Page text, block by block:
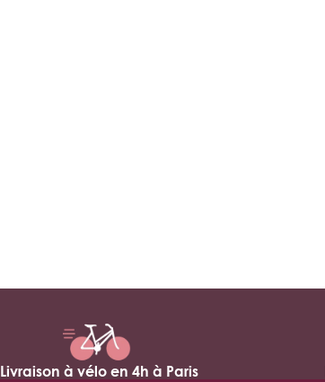
Livraison à vélo en 4h à Paris